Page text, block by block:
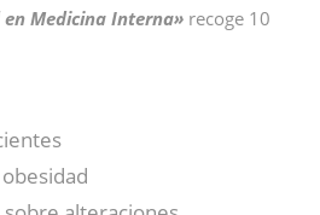
Medicina Interna» recoge 10